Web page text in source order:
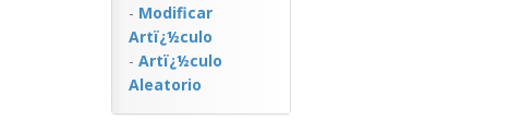
- Modificar
Artï¿½culo
- Artï¿½culo
Aleatorio